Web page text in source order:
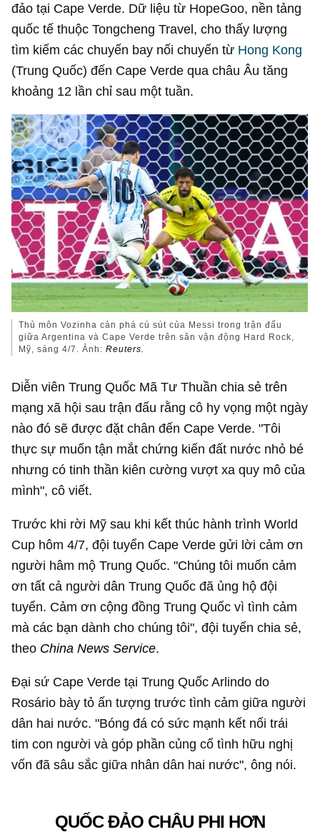
đảo tại Cape Verde. Dữ liệu từ HopeGoo, nền tảng
quốc tế thuộc Tongcheng Travel, cho thấy lượng
tìm kiếm các chuyến bay nối chuyến từ Hong Kong
(Trung Quốc) đến Cape Verde qua châu Âu tăng
khoảng 12 lần chỉ sau một tuần.
Thủ môn Vozinha cản phá cú sút của Messi trong trận đấu
giữa Argentina và Cape Verde trên sân vận động Hard Rock,
Mỹ, sáng 4/7. Ảnh:Reuters.
Diễn viên Trung Quốc Mã Tư Thuần chia sẻ trên
mạng xã hội sau trận đấu rằng cô hy vọng một ngày
nào đó sẽ được đặt chân đến Cape Verde. "Tôi
thực sự muốn tận mắt chứng kiến đất nước nhỏ bé
nhưng có tinh thần kiên cường vượt xa quy mô của
mình", cô viết.
Trước khi rời Mỹ sau khi kết thúc hành trình World
Cup hôm 4/7, đội tuyển Cape Verde gửi lời cảm ơn
người hâm mộ Trung Quốc. "Chúng tôi muốn cảm
ơn tất cả người dân Trung Quốc đã ủng hộ đội
tuyển. Cảm ơn cộng đồng Trung Quốc vì tình cảm
mà các bạn dành cho chúng tôi", đội tuyển chia sẻ,
theo China News Service.
Đại sứ Cape Verde tại Trung Quốc Arlindo do
Rosário bày tỏ ấn tượng trước tình cảm giữa người
dân hai nước. "Bóng đá có sức mạnh kết nối trái
tim con người và góp phần củng cố tình hữu nghị
vốn đã sâu sắc giữa nhân dân hai nước", ông nói.
QUỐC ĐẢO CHÂU PHI HƠN